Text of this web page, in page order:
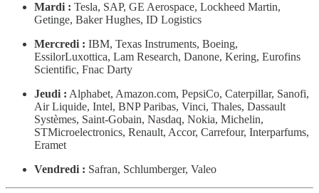
Mardi : Tesla, SAP, GE Aerospace, Lockheed Martin,
Getinge, Baker Hughes, ID Logistics
Mercredi : IBM, Texas Instruments, Boeing,
EssilorLuxottica, Lam Research, Danone, Kering, Eurofins
Scientific, Fnac Darty
Jeudi : Alphabet, Amazon.com, PepsiCo, Caterpillar, Sanofi,
Air Liquide, Intel, BNP Paribas, Vinci, Thales, Dassault
Systèmes, Saint-Gobain, Nasdaq, Nokia, Michelin,
STMicroelectronics, Renault, Accor, Carrefour, Interparfums,
Eramet
Vendredi : Safran, Schlumberger, Valeo